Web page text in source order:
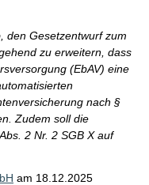
den Gesetzentwurf zum
zu erweitern, dass
(EbAV) eine
nach §
Zudem soll die
2 Nr. 2 SGB X auf
am 18.12.2025